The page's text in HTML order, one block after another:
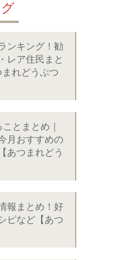
ンキング！勧
レア住民まと
れどうぶつ
とまとめ｜
月おすすめの
あつまれどう
報まとめ！好
ピなど【あつ